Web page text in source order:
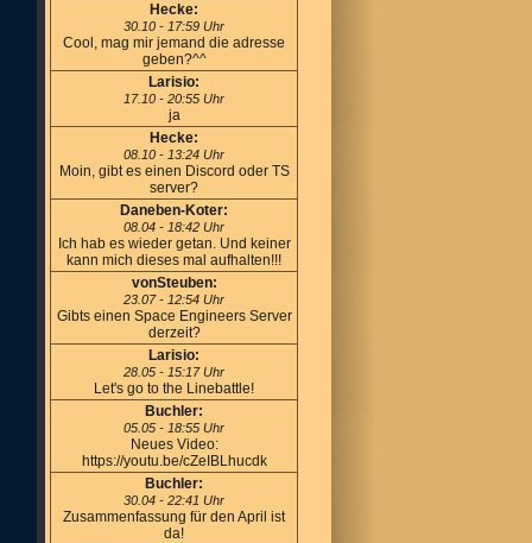
Hecke:
30.10 - 17:59 Uhr
Cool, mag mir jemand die adresse
geben?^^
Larisio:
17.10 - 20:55 Uhr
ja
Hecke:
08.10 - 13:24 Uhr
Moin, gibt es einen Discord oder TS
server?
Daneben-Koter:
08.04 - 18:42 Uhr
Ich hab es wieder getan. Und keiner
kann mich dieses mal aufhalten!!!
vonSteuben:
23.07 - 12:54 Uhr
Gibts einen Space Engineers Server
derzeit?
Larisio:
28.05 - 15:17 Uhr
Let's go to the Linebattle!
Buchler:
05.05 - 18:55 Uhr
Neues Video:
https://youtu.be/cZeIBLhucdk
Buchler:
30.04 - 22:41 Uhr
Zusammenfassung für den April ist
da!